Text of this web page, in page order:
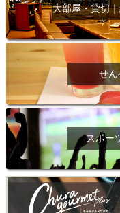
大部屋・貸切
せ
スポー